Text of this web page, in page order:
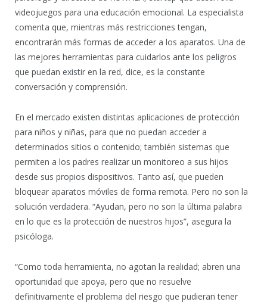
videojuegos para una educación emocional. La especialista
comenta que, mientras más restricciones tengan,
encontrarán más formas de acceder a los aparatos. Una de
las mejores herramientas para cuidarlos ante los peligros
que puedan existir en la red, dice, es la constante
conversación y comprensión.
En el mercado existen distintas aplicaciones de protección
para niños y niñas, para que no puedan acceder a
determinados sitios o contenido; también sistemas que
permiten a los padres realizar un monitoreo a sus hijos
desde sus propios dispositivos. Tanto así, que pueden
bloquear aparatos móviles de forma remota. Pero no son la
solución verdadera. “Ayudan, pero no son la última palabra
en lo que es la protección de nuestros hijos”, asegura la
psicóloga.
“Como toda herramienta, no agotan la realidad; abren una
oportunidad que apoya, pero que no resuelve
definitivamente el problema del riesgo que pudieran tener